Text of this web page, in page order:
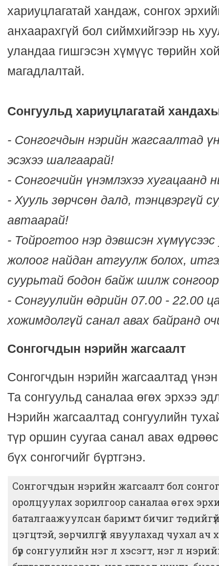
хариуцлагатай хандаж, сонгох
анхаарахгүй бол сиймхийгээр нь
уландаа гишгэсэн хүмүүс төрийн
магадлалтай.
Сонгуульд хариуцлагатай
- Сонгогчдын нэрийн жагсаалтад
эсэхээ шалгаарай!
- Сонгогчийн үнэмлэхээ хугацаанд
- Хууль зөрчсөн далд, тэнцвэргүй
автаарай!
- Тойрогтоо нэр дэвшсэн
жолоог найдан атгуулж болох,
суурьтай бодон байж шилж
- Сонгуулийн өдрийн 07.00 - 22.00
хожимдолгүй санал авах байранд
Сонгогчдын нэрийн жагсаалт
Сонгогчдын нэрийн жагсаалтад үнэн
Та сонгуульд саналаа өгөх эрхээ
Нэрийн жагсаалтад сонгуулийн
түр оршин суугаа санал авах
бүх сонгогчийг бүртгэнэ.
Сонгогчдын нэрийн жагсаалт бол
оролцуулах зорилгоор саналаа өгөх
баталгаажуулсан баримт бичиг
цэгцтэй, зөрчилгүй явуулахад чухал ач
бүр сонгуулийн нэг л хэсэгт, нэг л